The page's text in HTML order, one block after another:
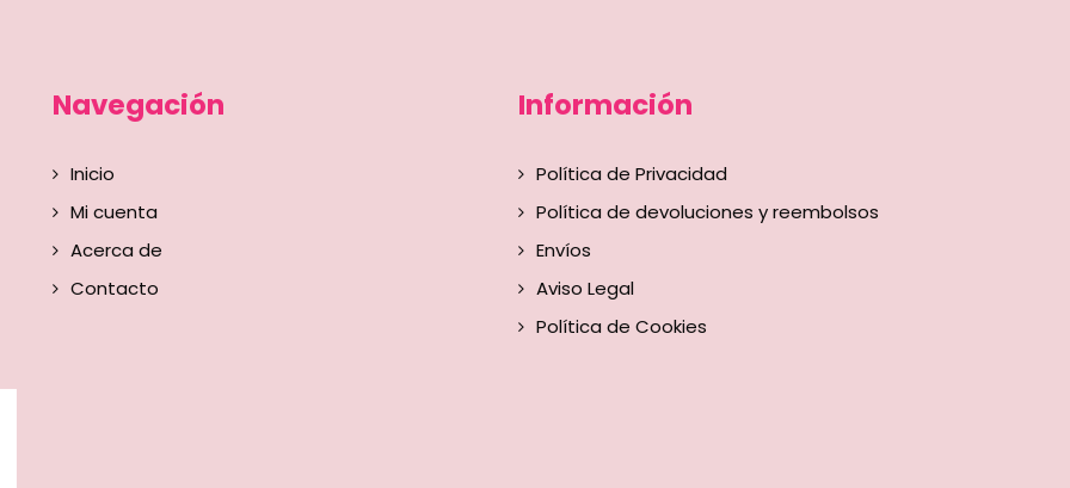
Navegación
Inicio
Mi cuenta
Acerca de
Contacto
Información
Política de Privacidad
Política de devoluciones y reembolsos
Envíos
Aviso Legal
Política de Cookies